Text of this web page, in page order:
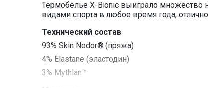
Термобелье X-Bionic выиграло множество
видами спорта в любое время года,
Технический состав
93% Skin Nodor® (пряжа)
4% Elastane (эластодин)
3% Mythlan™